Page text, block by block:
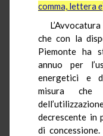
comma, lettera e
che con la
Piemonte ha
annuo per
energetici e
misura che
decrescente in
di